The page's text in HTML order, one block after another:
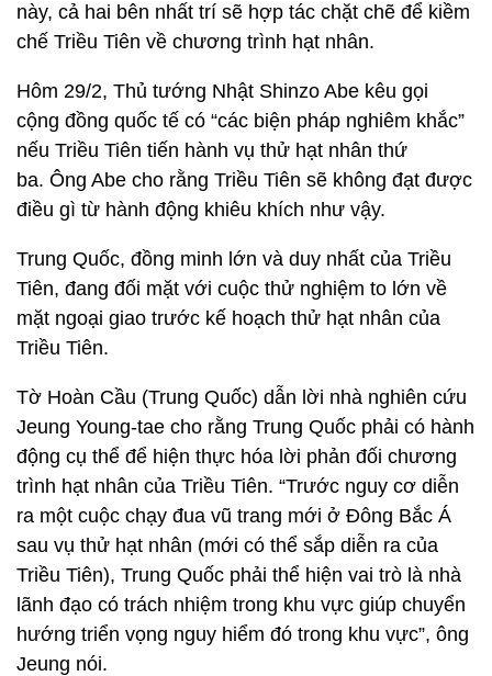
này, cả hai bên nhất trí sẽ hợp tác chặt chẽ để kiềm
chế Triều Tiên về chương trình hạt nhân.
Hôm 29/2, Thủ tướng Nhật Shinzo Abe kêu gọi
cộng đồng quốc tế có “các biện pháp nghiêm khắc”
nếu Triều Tiên tiến hành vụ thử hạt nhân thứ
ba. Ông Abe cho rằng Triều Tiên sẽ không đạt được
điều gì từ hành động khiêu khích như vậy.
Trung Quốc, đồng minh lớn và duy nhất của Triều
Tiên, đang đối mặt với cuộc thử nghiệm to lớn về
mặt ngoại giao trước kế hoạch thử hạt nhân của
Triều Tiên.
Tờ Hoàn Cầu (Trung Quốc) dẫn lời nhà nghiên cứu
Jeung Young-tae cho rằng Trung Quốc phải có hành
động cụ thể để hiện thực hóa lời phản đối chương
trình hạt nhân của Triều Tiên. “Trước nguy cơ diễn
ra một cuộc chạy đua vũ trang mới ở Đông Bắc Á
sau vụ thử hạt nhân (mới có thể sắp diễn ra của
Triều Tiên), Trung Quốc phải thể hiện vai trò là nhà
lãnh đạo có trách nhiệm trong khu vực giúp chuyển
hướng triển vọng nguy hiểm đó trong khu vực”, ông
Jeung nói.